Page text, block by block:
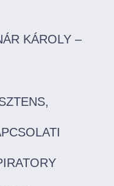
KÁROLY –